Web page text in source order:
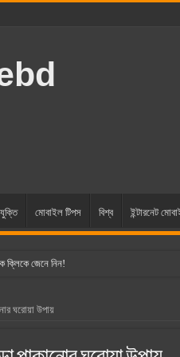
মোবাইল টিপস বিশ্ব ইন্টারনেট
ক্লিকে জেনে নিন!
ঘরোয়া উপায়